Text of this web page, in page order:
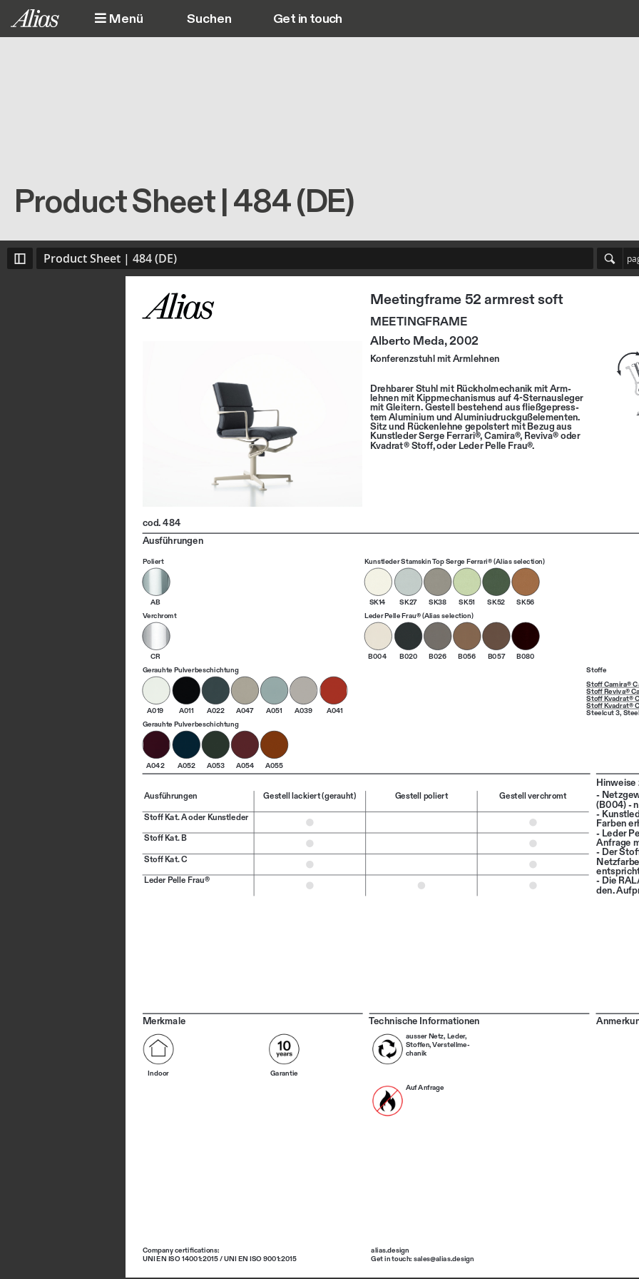
Direkt zum Inhalt
Menü Main navigation
Get in touch
Product Sheet | 484 (DE)
Company certifications:
UNI EN ISO 14001:2015 / UNI EN ISO 9001:2015
alias.design
Get in touch: sales@alias.design
Hinweise
Merkmale Technische Informationen
Ausführungen
Meetingframe 52 armrest soft
MEETINGFRAME
Alberto Meda, 2002
Konferenzstuhl mit Armlehnen
Drehbarer Stuhl mit Rückholmechanik mit Arm-
lehnen mit Kippmechanismus auf 4-Sternausleger
mit Gleitern. Gestell bestehend aus fließgepress-
tem Aluminium und Aluminiudruckgußelementen.
Sitz und Rückenlehne gepolstert mit Bezug aus
Kunstleder Serge Ferrari®, Camira®, Reviva® oder
Kvadrat® Stoff, oder Leder Pelle Frau®.
cod. 484
Poliert Kunstleder Stamskin Top Serge Ferrari® (Alias selection)
AB SK14 SK27 SK38 SK51 SK52
SK56
Verchromt
Leder Pelle Frau® (Alias selection)
CR B004 B020 B026 B056 B057
B080
Gerauhte Pulverbeschichtung
Stoffe
Stoff Camira®
Stoff Reviva®
Stoff Kvadrat®
Stoff Kvadrat®
Steelcut 3,
A019 A011 A022 A047 A051 A039
A041
Gerauhte Pulverbeschichtung
A042 A052 A053 A054 A055
-
(B004) -
-
Farben
- Leder
Anfrage
- Der
- Die
den.
Ausführungen Gestell lackiert (gerauht) Gestell poliert Gestell verchromt
Stoff Kat. A oder Kunstleder
Stoff Kat. B
Stoff Kat. C
Leder Pelle Frau®
Indoor Garantie
ausser Netz, Leder,
Stoffen, Verstellme-
chanik
Auf Anfrage
Product Sheet | 484 (DE)